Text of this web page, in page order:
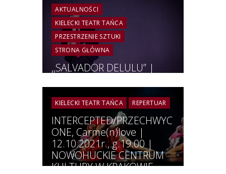
AKTUALNOŚCI
KIELECKI TEATR TAŃCA
PRZESTRZENIE SZTUKI
STRONA GŁÓWNA
,,SALVADOR DELULU” |
TANIEC 2026 | DUŻA
SCENA KTT | 24 KWIETNIA
2026 GODZ. 19:00
KIELECKI TEATR TAŃCA REPERTUAR
INTERCEPTED/PRZECHWYC
ONE, Carme(n)love |
12.10.2021r., g.19.00 |
NOWOHUCKIE CENTRUM
KULTURY W KRAKOWIE